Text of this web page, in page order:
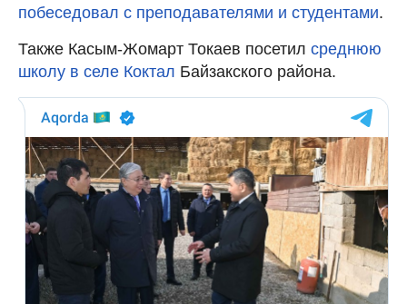
побеседовал с преподавателями и студентами.
Также Касым-Жомарт Токаев посетил среднюю
школу в селе Коктал Байзакского района.